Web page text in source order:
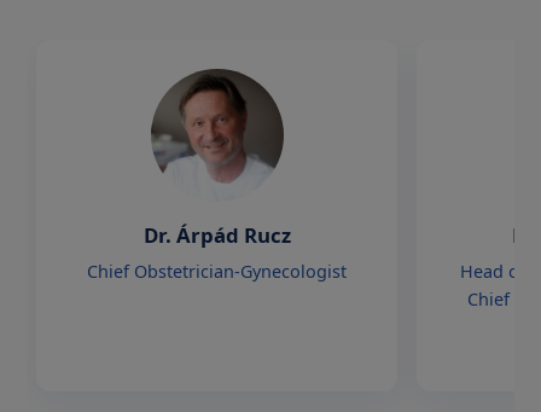
Dr. Árpád Rucz
Chief Obstetrician-Gynecologist
Head of
Chief